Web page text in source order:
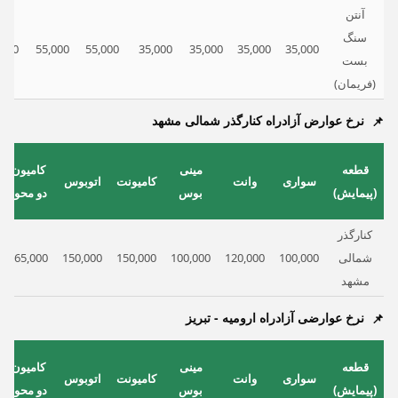
آنتن
سنگ
بست
(فریمان)
35,000
35,000
35,000
35,000
55,000
55,000
نرخ عوارض آزادراه کنارگذر شمالی مشهد
قطعه
(پیمایش)
سواری وانت
مینی
بوس
کامیونت اتوبوس
کامیون
دو محور
کنارگذر
شمالی
مشهد
100,000
120,000
100,000
150,000
150,000
165,000
نرخ عوارضی آزادراه ارومیه - تبریز
قطعه
(پیمایش)
سواری وانت
مینی
بوس
کامیونت اتوبوس
کامیون
دو محور